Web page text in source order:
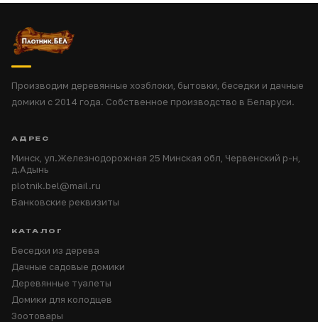
Производим деревянные хозблоки, бытовки, беседки и дачные
домики с 2014 года. Собственное производство в Беларуси.
АДРЕС
Минск, ул.Железнодорожная 25 Минская обл, Червенский р-н,
д.Адынь
plotnik.bel@mail.ru
Банковские реквизиты
КАТАЛОГ
Беседки из дерева
Дачные садовые домики
Деревянные туалеты
Домики для колодцев
Зоотовары